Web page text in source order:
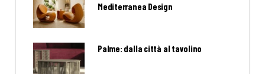
Mediterranea Design
Palme: dalla città al tavolino